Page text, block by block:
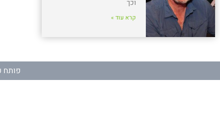
וכך
קרא עוד »
פותח